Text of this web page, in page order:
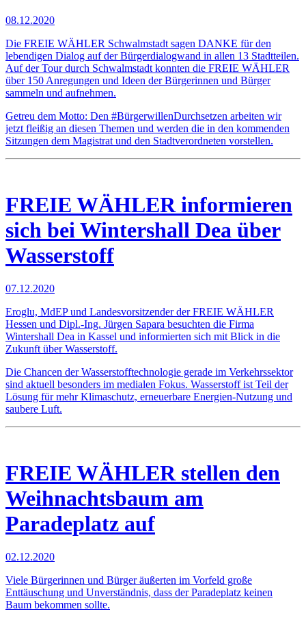
08.12.2020
Die FREIE WÄHLER Schwalmstadt sagen DANKE für den
lebendigen Dialog auf der Bürgerdialogwand in allen 13 Stadtteilen.
Auf der Tour durch Schwalmstadt konnten die FREIE WÄHLER
über 150 Anregungen und Ideen der Bürgerinnen und Bürger
sammeln und aufnehmen.
Getreu dem Motto: Den #BürgerwillenDurchsetzen arbeiten wir
jetzt fleißig an diesen Themen und werden die in den kommenden
Sitzungen dem Magistrat und den Stadtverordneten vorstellen.
FREIE WÄHLER informieren
sich bei Wintershall Dea über
Wasserstoff
07.12.2020
Eroglu, MdEP und Landesvorsitzender der FREIE WÄHLER
Hessen und Dipl.-Ing. Jürgen Sapara besuchten die Firma
Wintershall Dea in Kassel und informierten sich mit Blick in die
Zukunft über Wasserstoff.
Die Chancen der Wasserstofftechnologie gerade im Verkehrssektor
sind aktuell besonders im medialen Fokus. Wasserstoff ist Teil der
Lösung für mehr Klimaschutz, erneuerbare Energien-Nutzung und
saubere Luft.
FREIE WÄHLER stellen den
Weihnachtsbaum am
Paradeplatz auf
02.12.2020
Viele Bürgerinnen und Bürger äußerten im Vorfeld große
Enttäuschung und Unverständnis, dass der Paradeplatz keinen
Baum bekommen sollte.